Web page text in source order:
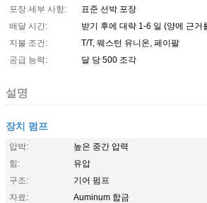
포장 세부 사항:
표준 선박 포장
배달 시간:
받기 후에 대략 1-6 일 (양에 근거
지불 조건:
T/T, 웨스턴 유니온, 페이팔
공급 능력:
달 당 500 조각
설명
장치 펌프
압박:
높은 중간 압력
힘:
유압
구조:
기어 펌프
자료:
Auminum 합금